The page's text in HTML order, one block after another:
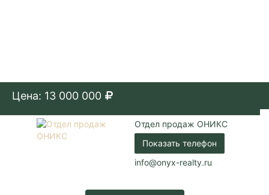
Цена: 13 000 000
Отдел продаж ОНИКС
Показать телефон
info@onyx-realty.ru